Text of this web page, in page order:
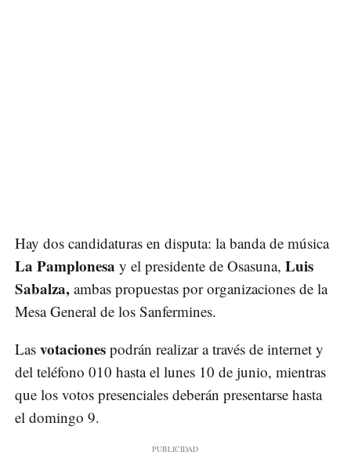
Hay dos candidaturas en disputa: la banda de música
La Pamplonesa y el presidente de Osasuna, Luis
Sabalza, ambas propuestas por organizaciones de la
Mesa General de los Sanfermines.
Las votaciones podrán realizar a través de internet y
del teléfono 010 hasta el lunes 10 de junio, mientras
que los votos presenciales deberán presentarse hasta
el domingo 9.